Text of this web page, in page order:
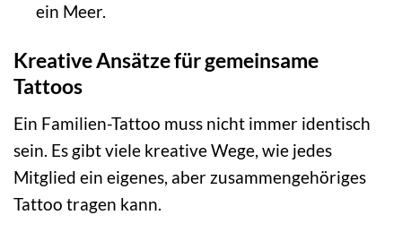
ein Meer.
Kreative Ansätze für gemeinsame
Tattoos
Ein Familien-Tattoo muss nicht immer identisch
sein. Es gibt viele kreative Wege, wie jedes
Mitglied ein eigenes, aber zusammengehöriges
Tattoo tragen kann.